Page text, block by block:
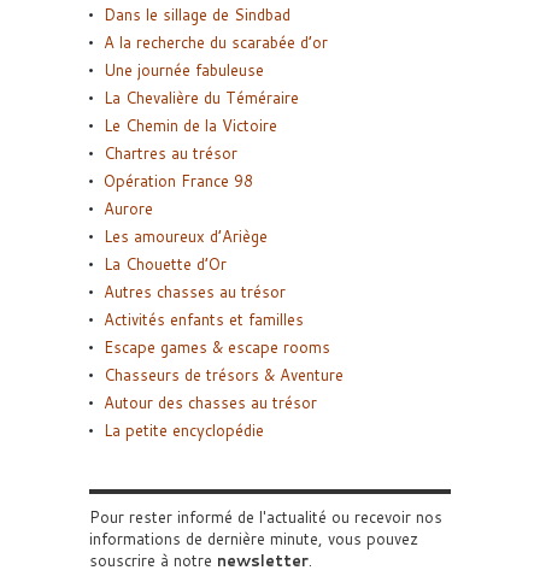
Dans le sillage de Sindbad
A la recherche du scarabée d’or
Une journée fabuleuse
La Chevalière du Téméraire
Le Chemin de la Victoire
Chartres au trésor
Opération France 98
Aurore
Les amoureux d’Ariège
La Chouette d’Or
Autres chasses au trésor
Activités enfants et familles
Escape games & escape rooms
Chasseurs de trésors & Aventure
Autour des chasses au trésor
La petite encyclopédie
Pour rester informé de l'actualité ou recevoir nos
informations de dernière minute, vous pouvez
souscrire à notre newsletter.